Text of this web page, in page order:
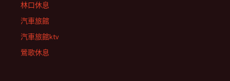
林口休息
汽車旅館
汽車旅館ktv
鶯歌休息